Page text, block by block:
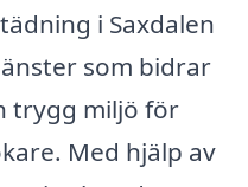
i Saxdalen
som bidrar
trygg miljö för
Med hjälp av